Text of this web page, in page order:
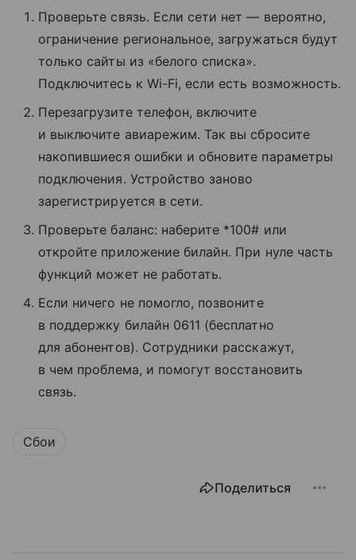
Проверьте связь. Если сети нет — вероятно,
ограничение региональное, загружаться будут
только сайты из «белого списка».
Подключитесь к Wi-Fi, если есть возможность.
Перезагрузите телефон, включите
и выключите авиарежим. Так вы сбросите
накопившиеся ошибки и обновите параметры
подключения. Устройство заново
зарегистрируется в сети.
Проверьте баланс: наберите *100# или
откройте приложение билайн. При нуле часть
функций может не работать.
Если ничего не помогло, позвоните
в поддержку билайн 0611 (бесплатно
для абонентов). Сотрудники расскажут,
в чем проблема, и помогут восстановить
связь.
Сбои
Поделиться